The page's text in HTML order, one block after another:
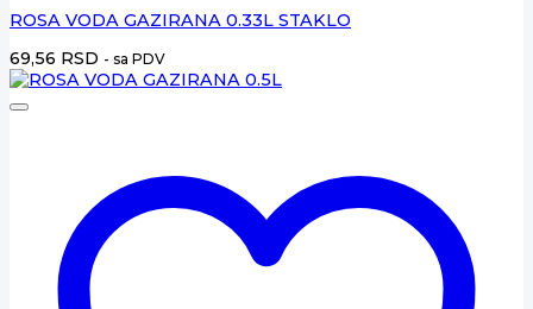
ROSA VODA GAZIRANA 0.33L STAKLO
69,56 RSD - sa PDV